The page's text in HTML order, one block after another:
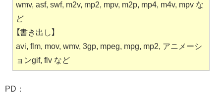
wmv, asf, swf, m2v, mp2, mpv, m2p, mp4, m4v, mpv な
ど
【書き出し】
avi, flm, mov, wmv, 3gp, mpeg, mpg, mp2, アニメーシ
ョンgif, flv など
PD：